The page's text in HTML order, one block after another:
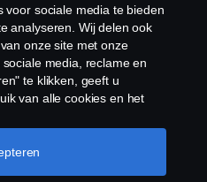
voor sociale media te bieden
analyseren. Wij delen ook
onze site met onze
media, reclame en
te klikken, geeft u
van alle cookies en het
te klikken en de
u wilt accepteren. Voor een